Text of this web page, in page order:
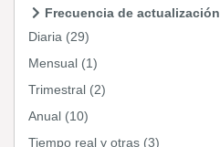
Frecuencia de actualización
Diaria (29)
Mensual (1)
Trimestral (2)
Anual (10)
Tiempo real y otras (3)